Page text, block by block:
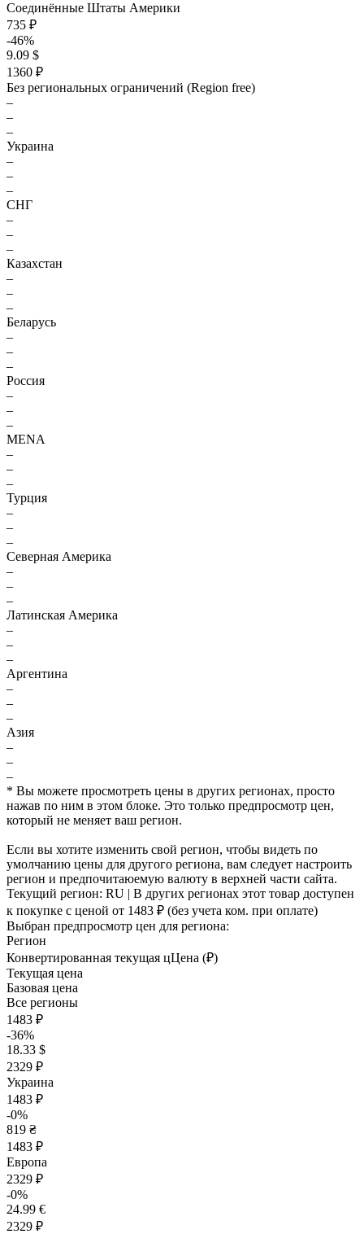
Соединённые Штаты Америки
735 ₽
-46%
9.09 $
1360 ₽
Без региональных ограничений (Region free)
–
–
–
Украина
–
–
–
СНГ
–
–
–
Казахстан
–
–
–
Беларусь
–
–
–
Россия
–
–
–
MENA
–
–
–
Турция
–
–
–
Северная Америка
–
–
–
Латинская Америка
–
–
–
Аргентина
–
–
–
Азия
–
–
–
* Вы можете просмотреть цены в других регионах, просто
нажав по ним в этом блоке. Это только предпросмотр цен,
который не меняет ваш регион.
Если вы хотите изменить свой регион, чтобы видеть по
умолчанию цены для другого региона, вам следует настроить
регион и предпочитаюемую валюту в верхней части сайта.
Текущий регион: RU | В других регионах этот товар доступен
к покупке с ценой от 1483 ₽ (без учета ком. при оплате)
Выбран предпросмотр цен для региона:
Регион
Конвертированная текущая цЦена (₽)
Текущая цена
Базовая цена
Все регионы
1483 ₽
-36%
18.33 $
2329 ₽
Украина
1483 ₽
-0%
819 ₴
1483 ₽
Европа
2329 ₽
-0%
24.99 €
2329 ₽